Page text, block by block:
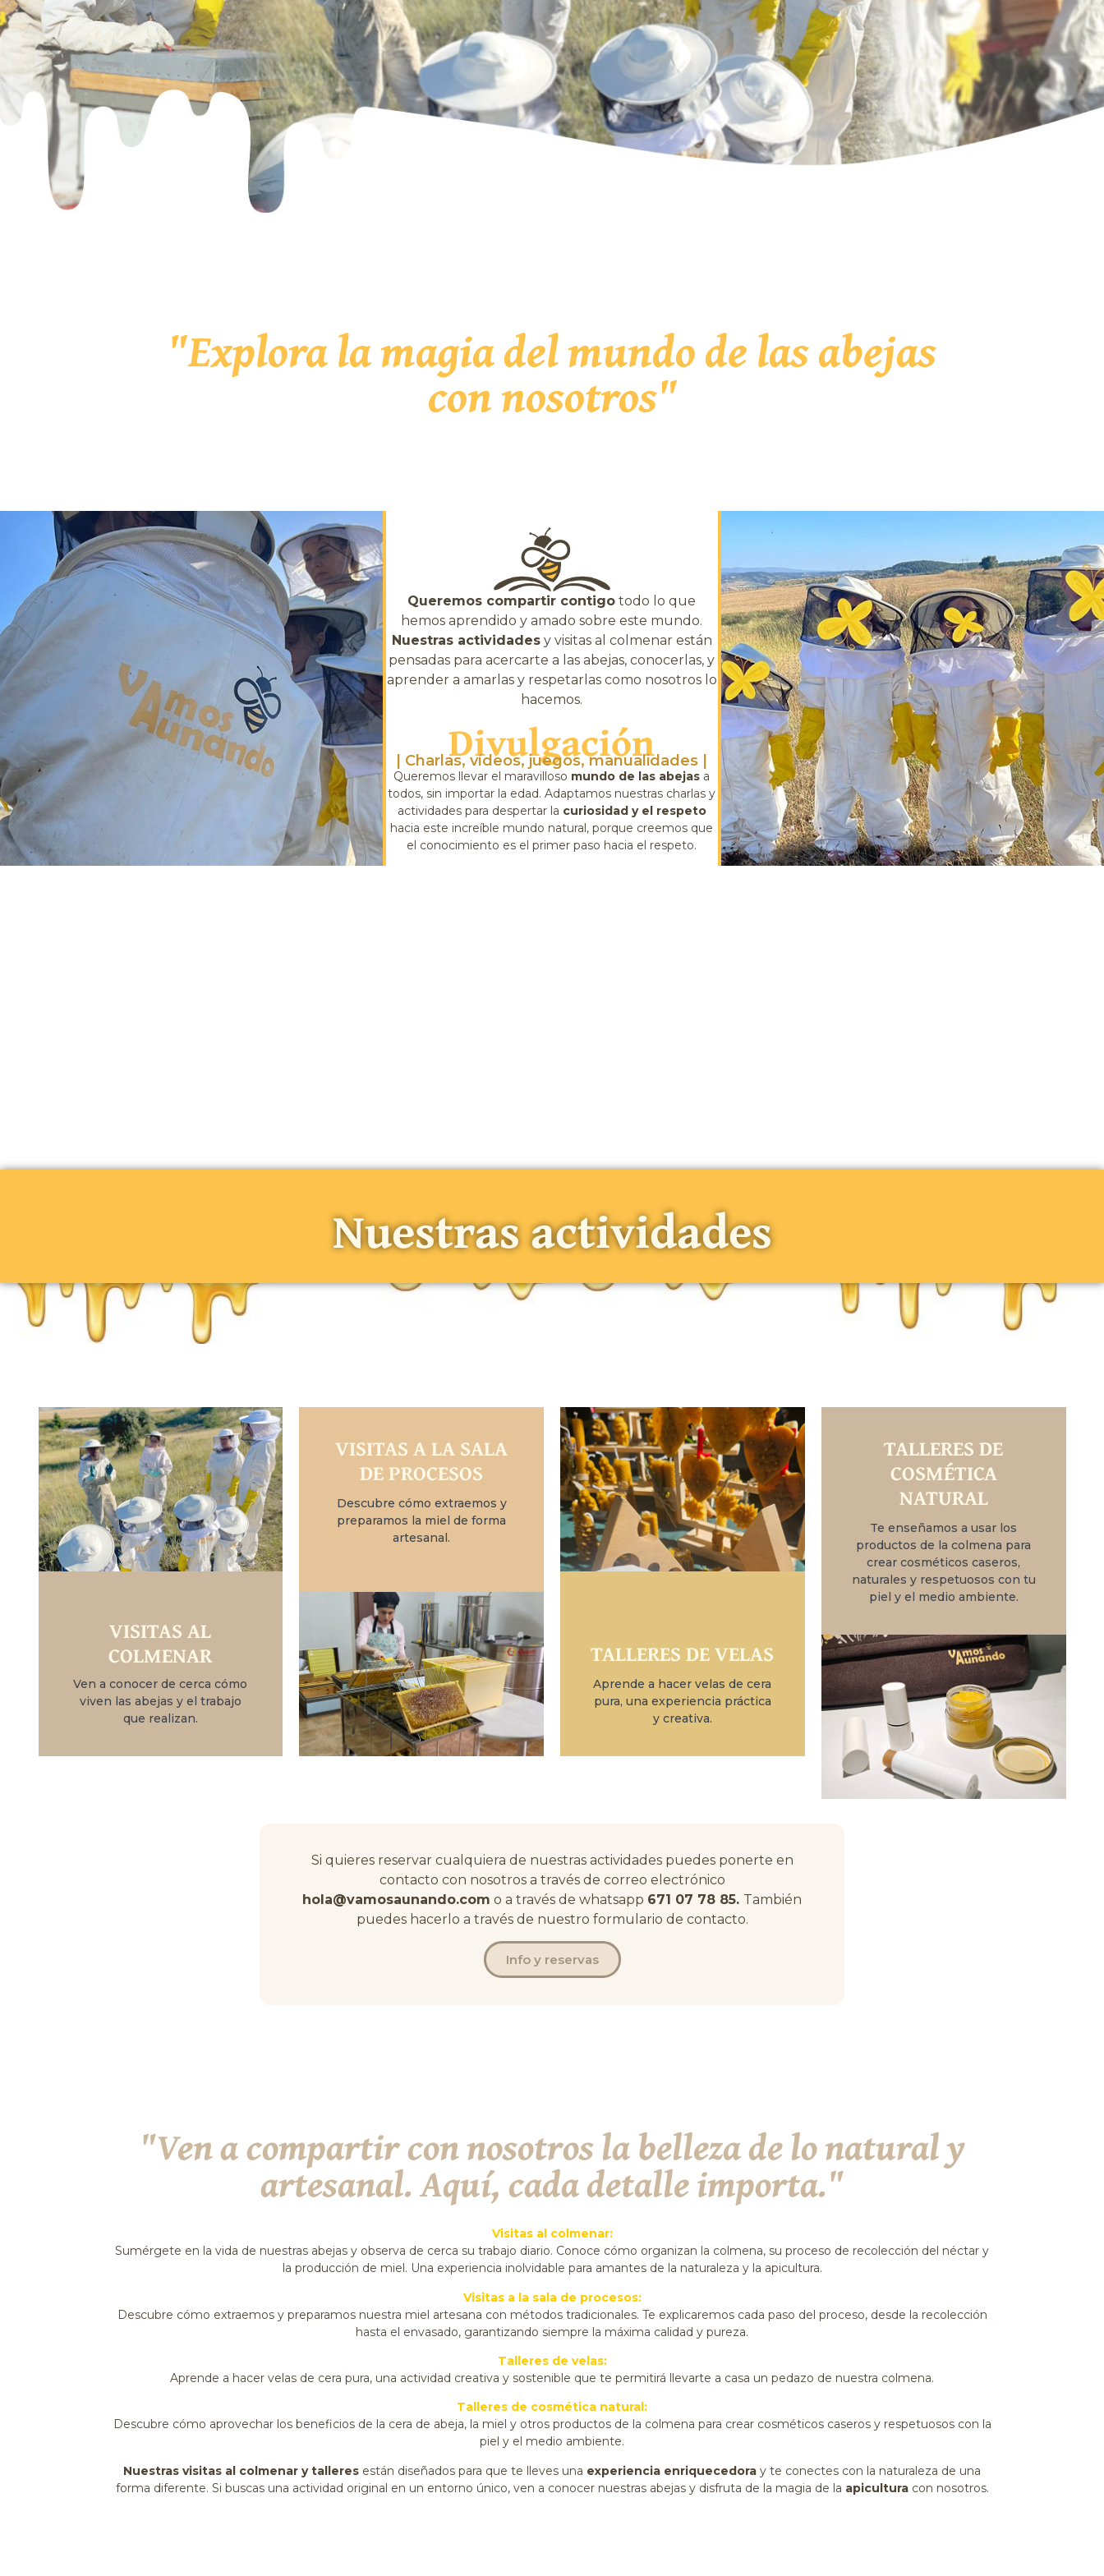
"Explora la magia del mundo de las abejas
con nosotros"
Queremos compartir contigo todo lo que
hemos aprendido y amado sobre este mundo.
Nuestras actividadesy visitas al colmenar están
pensadas para acercarte a las abejas, conocerlas, y
aprender a amarlas y respetarlas como nosotros lo
hacemos.
Divulgación
| Charlas, vídeos, juegos, manualidades |
Queremos llevar el maravilloso mundo de las abejas a
todos, sin importar la edad. Adaptamos nuestras charlas y
actividades para despertar la curiosidad y el respeto
hacia este increíble mundo natural, porque creemos que
el conocimiento es el primer paso hacia el respeto.
Nuestras actividades
VISITAS AL
COLMENAR
Ven a conocer de cerca cómo
viven las abejas y el trabajo
que realizan.
VISITAS A LA SALA
DE PROCESOS
Descubre cómo extraemos y
preparamos la miel de forma
artesanal.
TALLERES DE VELAS
Aprende a hacer velas de cera
pura, una experiencia práctica
y creativa.
TALLERES DE
COSMÉTICA
NATURAL
Te enseñamos a usar los
productos de la colmena para
crear cosméticos caseros,
naturales y respetuosos con tu
piel y el medio ambiente.
Si quieres reservar cualquiera de nuestras actividades puedes ponerte en
contacto con nosotros a través de correo electrónico
hola@vamosaunando.com o a través de whatsapp 671 07 78 85. También
puedes hacerlo a través de nuestro formulario de contacto.
Info y reservas
"Ven a compartir con nosotros la belleza de lo natural y
artesanal. Aquí, cada detalle importa."
Visitas al colmenar:
Sumérgete en la vida de nuestras abejas y observa de cerca su trabajo diario. Conoce cómo organizan la colmena, su proceso de recolección del néctar y
la producción de miel. Una experiencia inolvidable para amantes de la naturaleza y la apicultura.
Visitas a la sala de procesos:
Descubre cómo extraemos y preparamos nuestra miel artesana con métodos tradicionales. Te explicaremos cada paso del proceso, desde la recolección
hasta el envasado, garantizando siempre la máxima calidad y pureza.
Talleres de velas:
Aprende a hacer velas de cera pura, una actividad creativa y sostenible que te permitirá llevarte a casa un pedazo de nuestra colmena.
Talleres de cosmética natural:
Descubre cómo aprovechar los beneficios de la cera de abeja, la miel y otros productos de la colmena para crear cosméticos caseros y respetuosos con la
piel y el medio ambiente.
Nuestras visitas al colmenar y talleres están diseñados para que te lleves una experiencia enriquecedora y te conectes con la naturaleza de una
forma diferente. Si buscas una actividad original en un entorno único, ven a conocer nuestras abejas y disfruta de la magia de la apiculturacon nosotros.